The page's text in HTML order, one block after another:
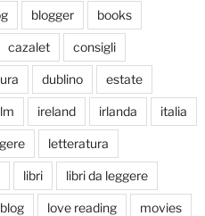
blogger books
cazalet consigli
dublino estate
ireland irlanda italia
letteratura
libri libri da leggere
love reading movies